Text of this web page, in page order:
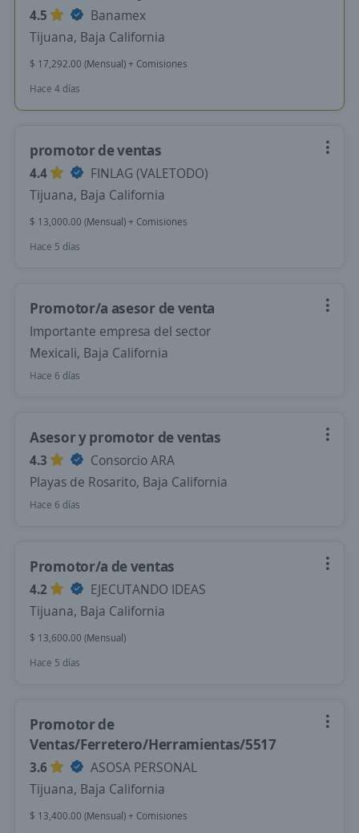
4.5
Banamex
Tijuana, Baja California
$ 17,292.00 (Mensual) + Comisiones
Hace 4 días
promotor de ventas
4.4
FINLAG (VALETODO)
Tijuana, Baja California
$ 13,000.00 (Mensual) + Comisiones
Hace 5 días
Promotor/a asesor de venta
Importante empresa del sector
Mexicali, Baja California
Hace 6 días
Asesor y promotor de ventas
4.3
Consorcio ARA
Playas de Rosarito, Baja California
Hace 6 días
Promotor/a de ventas
4.2
EJECUTANDO IDEAS
Tijuana, Baja California
$ 13,600.00 (Mensual)
Hace 5 días
Promotor de
Ventas/Ferretero/Herramientas/5517
3.6
ASOSA PERSONAL
Tijuana, Baja California
$ 13,400.00 (Mensual) + Comisiones